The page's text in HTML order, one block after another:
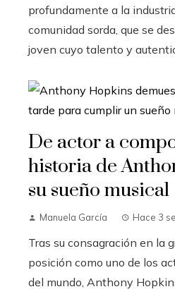
profundamente a la
comunidad sorda, que se
joven cuyo talento y
De actor a
historia de
su sueño musical
Manuela García Hace 3
Tras su consagración en la
posición como uno de los
del mundo, Anthony